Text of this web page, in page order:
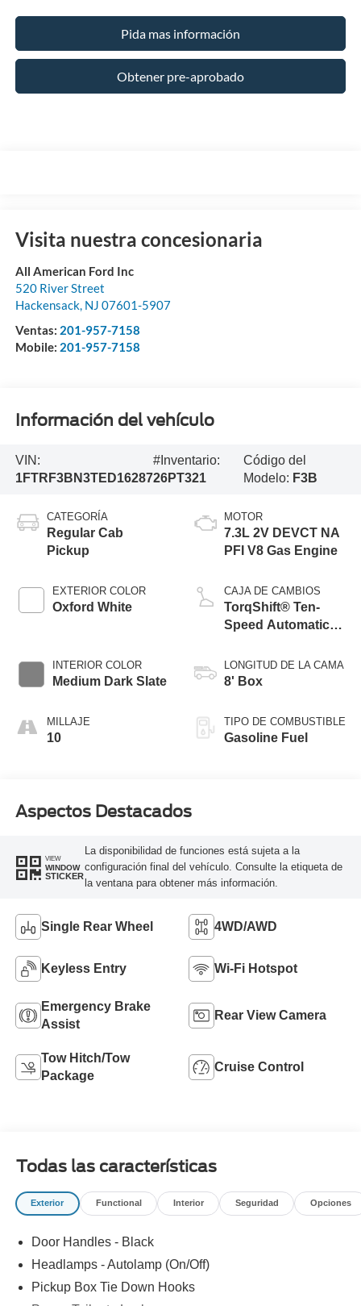
Pida mas información
Obtener pre-aprobado
Visita nuestra concesionaria
All American Ford Inc
520 River Street
Hackensack, NJ 07601-5907
Ventas: 201-957-7158
Mobile: 201-957-7158
Información del vehículo
VIN:
1FTRF3BN3TED16287
#Inventario:
26PT321
Código del
Modelo: F3B
CATEGORÍA
Regular Cab
Pickup
EXTERIOR COLOR
Oxford White
INTERIOR COLOR
Medium Dark Slate
MILLAJE
10
MOTOR
7.3L 2V DEVCT NA
PFI V8 Gas Engine
CAJA DE CAMBIOS
TorqShift® Ten-
Speed Automatic
Selectable Drive
Modes
LONGITUD DE LA CAMA
8' Box
TIPO DE COMBUSTIBLE
Gasoline Fuel
Aspectos Destacados
VIEW
WINDOW
STICKER
La disponibilidad de funciones está sujeta a la
configuración final del vehículo. Consulte la etiqueta de
la ventana para obtener más información.
Single Rear Wheel 4WD/AWD
Keyless Entry Wi-Fi Hotspot
Emergency Brake
Assist
Rear View Camera
Tow Hitch/Tow
Package
Cruise Control
Todas las características
Exterior Functional Interior Seguridad Opciones
Door Handles - Black
Headlamps - Autolamp (On/Off)
Pickup Box Tie Down Hooks